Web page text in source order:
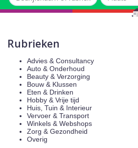
Rubrieken
Advies & Consultancy
Auto & Onderhoud
Beauty & Verzorging
Bouw & Klussen
Eten & Drinken
Hobby & Vrije tijd
Huis, Tuin & Interieur
Vervoer & Transport
Winkels & Webshops
Zorg & Gezondheid
Overig